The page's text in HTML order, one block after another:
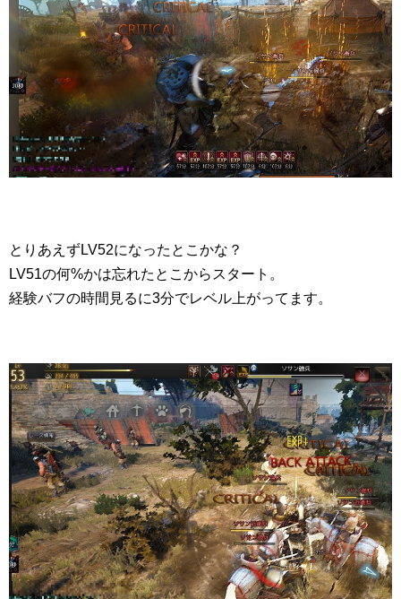
とりあえずLV52になったとこかな？
LV51の何%かは忘れたとこからスタート。
経験バフの時間見るに3分でレベル上がってます。